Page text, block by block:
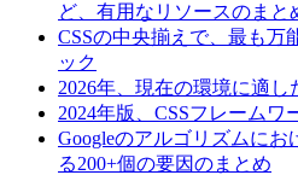
ど、有用なリソースのまと
CSSの中央揃えで、最も万
ック
2026年、現在の環境に適し
2024年版、CSSフレームワ
Googleのアルゴリズムにお
る200+個の要因のまとめ